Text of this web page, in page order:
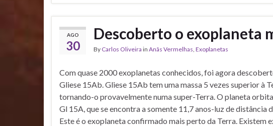
AGO
30
Descoberto o exoplaneta
By Carlos Oliveira in Anãs Vermelhas, Exoplanetas
Com quase 2000 exoplanetas conhecidos, foi agora
Gliese 15Ab. Gliese 15Ab tem uma massa 5 vezes superior à
tornando-o provavelmente numa super-Terra. O planeta
Gl 15A, que se encontra a somente 11,7 anos-luz de distância
Este é o exoplaneta confirmado mais perto da Terra. Existem